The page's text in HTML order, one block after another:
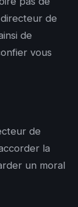
de
de
vous
de
la
un moral